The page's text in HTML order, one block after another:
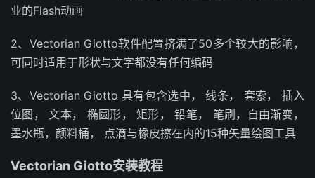
业的Flash动画
2、Vectorian Giotto软件配置挤满了50多个较大的影响，
可同时适用于形状与文字都没有任何编码
3、Vectorian Giotto 具有包含选中， 线条， 套索， 插入
位图， 文本， 椭圆形， 矩形， 铅笔， 笔刷，自由渐变，
墨水瓶，颜料桶， 点滴与橡皮擦在内的15种矢量绘图工具
Vectorian Giotto安装教程